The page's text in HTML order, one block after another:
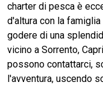
charter di pesca è
d'altura con la
godere di una
vicino a Sorrento,
possono contattarci,
l'avventura, uscendo